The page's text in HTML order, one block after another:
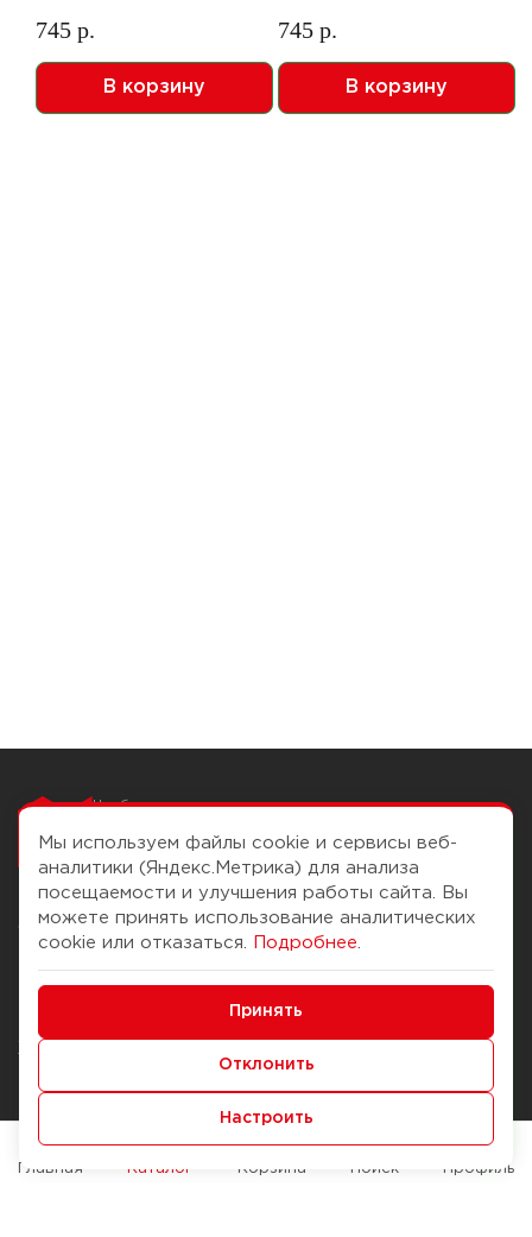
745 р.
В корзину
745 р.
В корзину
Чтобы вам легко
О компании
История Компании
Журнал
Наши марки
Брендирование
Помощь
Доставка и оплата
Способы оплаты
Служба контроля качества
Мы используем файлы cookie и сервисы веб-
аналитики (Яндекс.Метрика) для анализа
посещаемости и улучшения работы сайта. Вы
можете принять использование аналитических
cookie или отказаться.
Подробнее
Принять
Отклонить
Настроить
Главная Каталог Корзина Поиск Профиль